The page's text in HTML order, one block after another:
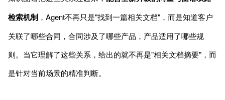
检索机制 ，Agent不再只是"找到一篇相关文档"，而是知道客户
关联了哪些合同，合同涉及了哪些产品，产品适用了哪些规
则。当它理解了这些关系，给出的就不再是"相关文档摘要"，而
是针对当前场景的精准判断。